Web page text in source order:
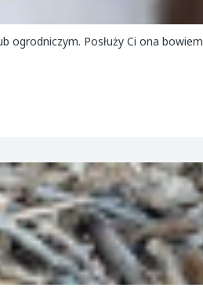
ogrodniczym. Posłuży Ci ona bowiem